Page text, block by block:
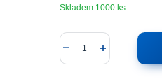
Skladem 1000 ks